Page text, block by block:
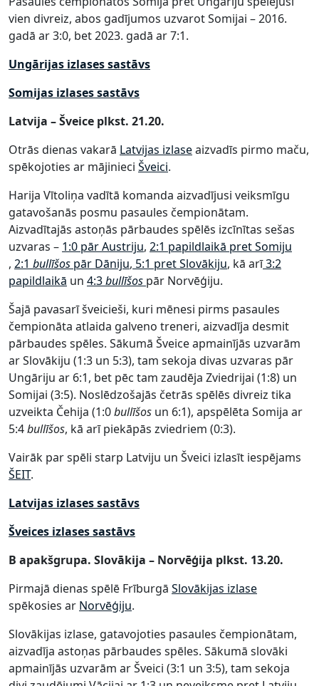
vien divreiz, abos gadījumos uzvarot Somijai – 2016.
gadā ar 3:0, bet 2023. gadā ar 7:1.
Ungārijas izlases sastāvs
Somijas izlases sastāvs
Latvija – Šveice plkst. 21.20.
Otrās dienas vakarā Latvijas izlaseaizvadīs pirmo maču,
spēkojoties ar mājinieci Šveici.
Harija Vītoliņa vadītā komanda aizvadījusi veiksmīgu
gatavošanās posmu pasaules čempionātam.
Aizvadītajās astoņās pārbaudes spēlēs izcīnītas sešas
uzvaras – 1:0 pār Austriju, ​2:1 papildlaikā pret Somiju​
, 2:1 bullīšos pār Dāniju, 5:1 pret Slovākiju, kā arī3:2
papildlaikā un 4:3bullīšos pār Norvēģiju.
Šajā pavasarī šveicieši, kuri mēnesi pirms pasaules
čempionāta atlaida galveno treneri, aizvadīja desmit
pārbaudes spēles. Sākumā Šveice apmainījās uzvarām
ar Slovākiju (1:3 un 5:3), tam sekoja divas uzvaras pār
Ungāriju ar 6:1, bet pēc tam zaudēja Zviedrijai (1:8) un
Somijai (3:5). Noslēdzošajās četrās spēlēs divreiz tika
uzveikta Čehija (1:0bullīšos un 6:1), apspēlēta Somija ar
5:4bullīšos, kā arī piekāpās zviedriem (0:3).
Vairāk par spēli starp Latviju un Šveici izlasīt iespējams
ŠEIT.
Latvijas izlases sastāvs
Šveices izlases sastāvs
B apakšgrupa. Slovākija – Norvēģija plkst. 13.20.
Pirmajā dienas spēlē Frīburgā Slovākijas izlase
spēkosies ar Norvēģiju.
Slovākijas izlase, gatavojoties pasaules čempionātam,
aizvadīja astoņas pārbaudes spēles. Sākumā slovāki
apmainījās uzvarām ar Šveici (3:1 un 3:5), tam sekoja